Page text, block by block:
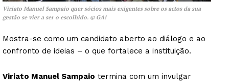
Viriato Manuel Sampaio quer sócios mais exigentes sobre os actos da sua
gestão se vier a ser o escolhido. © GA!
Mostra-se como um candidato aberto ao diálogo e ao
confronto de ideias – o que fortalece a instituição.
Viriato Manuel Sampaio termina com um invulgar